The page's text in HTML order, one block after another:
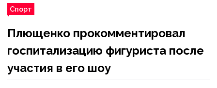
Спорт
Плющенко прокомментировал
госпитализацию фигуриста после
участия в его шоу